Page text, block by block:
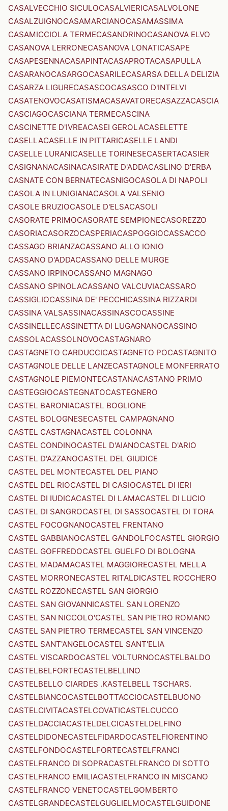
CASALVECCHIO SICULOCASALVIERICASALVOLONE
CASALZUIGNOCASAMARCIANOCASAMASSIMA
CASAMICCIOLA TERMECASANDRINOCASANOVA ELVO
CASANOVA LERRONECASANOVA LONATICASAPE
CASAPESENNACASAPINTACASAPROTACASAPULLA
CASARANOCASARGOCASARILECASARSA DELLA DELIZIA
CASARZA LIGURECASASCOCASASCO D'INTELVI
CASATENOVOCASATISMACASAVATORECASAZZACASCIA
CASCIAGOCASCIANA TERMECASCINA
CASCINETTE D'IVREACASEI GEROLACASELETTE
CASELLACASELLE IN PITTARICASELLE LANDI
CASELLE LURANICASELLE TORINESECASERTACASIER
CASIGNANACASINACASIRATE D'ADDACASLINO D'ERBA
CASNATE CON BERNATECASNIGOCASOLA DI NAPOLI
CASOLA IN LUNIGIANACASOLA VALSENIO
CASOLE BRUZIOCASOLE D'ELSACASOLI
CASORATE PRIMOCASORATE SEMPIONECASOREZZO
CASORIACASORZOCASPERIACASPOGGIOCASSACCO
CASSAGO BRIANZACASSANO ALLO IONIO
CASSANO D'ADDACASSANO DELLE MURGE
CASSANO IRPINOCASSANO MAGNAGO
CASSANO SPINOLACASSANO VALCUVIACASSARO
CASSIGLIOCASSINA DE' PECCHICASSINA RIZZARDI
CASSINA VALSASSINACASSINASCOCASSINE
CASSINELLECASSINETTA DI LUGAGNANOCASSINO
CASSOLACASSOLNOVOCASTAGNARO
CASTAGNETO CARDUCCICASTAGNETO POCASTAGNITO
CASTAGNOLE DELLE LANZECASTAGNOLE MONFERRATO
CASTAGNOLE PIEMONTECASTANACASTANO PRIMO
CASTEGGIOCASTEGNATOCASTEGNERO
CASTEL BARONIACASTEL BOGLIONE
CASTEL BOLOGNESECASTEL CAMPAGNANO
CASTEL CASTAGNACASTEL COLONNA
CASTEL CONDINOCASTEL D'AIANOCASTEL D'ARIO
CASTEL D'AZZANOCASTEL DEL GIUDICE
CASTEL DEL MONTECASTEL DEL PIANO
CASTEL DEL RIOCASTEL DI CASIOCASTEL DI IERI
CASTEL DI IUDICACASTEL DI LAMACASTEL DI LUCIO
CASTEL DI SANGROCASTEL DI SASSOCASTEL DI TORA
CASTEL FOCOGNANOCASTEL FRENTANO
CASTEL GABBIANOCASTEL GANDOLFOCASTEL GIORGIO
CASTEL GOFFREDOCASTEL GUELFO DI BOLOGNA
CASTEL MADAMACASTEL MAGGIORECASTEL MELLA
CASTEL MORRONECASTEL RITALDICASTEL ROCCHERO
CASTEL ROZZONECASTEL SAN GIORGIO
CASTEL SAN GIOVANNICASTEL SAN LORENZO
CASTEL SAN NICCOLO'CASTEL SAN PIETRO ROMANO
CASTEL SAN PIETRO TERMECASTEL SAN VINCENZO
CASTEL SANT'ANGELOCASTEL SANT'ELIA
CASTEL VISCARDOCASTEL VOLTURNOCASTELBALDO
CASTELBELFORTECASTELBELLINO
CASTELBELLO CIARDES .KASTELBELL TSCHARS.
CASTELBIANCOCASTELBOTTACCIOCASTELBUONO
CASTELCIVITACASTELCOVATICASTELCUCCO
CASTELDACCIACASTELDELCICASTELDELFINO
CASTELDIDONECASTELFIDARDOCASTELFIORENTINO
CASTELFONDOCASTELFORTECASTELFRANCI
CASTELFRANCO DI SOPRACASTELFRANCO DI SOTTO
CASTELFRANCO EMILIACASTELFRANCO IN MISCANO
CASTELFRANCO VENETOCASTELGOMBERTO
CASTELGRANDECASTELGUGLIELMOCASTELGUIDONE